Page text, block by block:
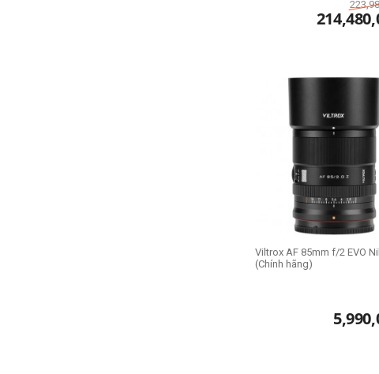
Viltrox AF 85mm f/2 EVO
(Chính hãng)